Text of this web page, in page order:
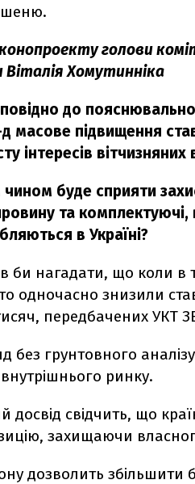
голови
Хомутинніка
до
масове підвищення
інтересів вітчизняних
буде сприяти
та комплектуючі,
в Україні?
би нагадати, що коли в
одночасно знизили
передбачених УКТ
без грунтовного
ринку.
досвід свідчить, що
захищаючи
дозволить збільшити